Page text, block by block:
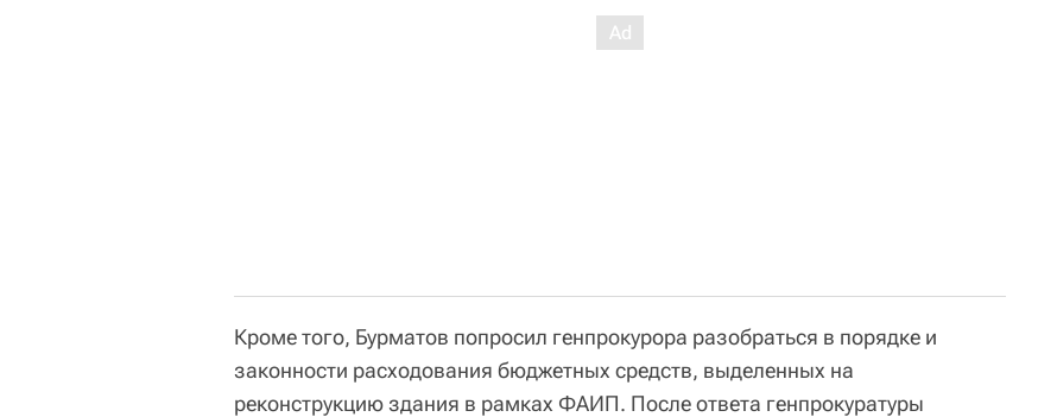
Кроме того, Бурматов попросил генпрокурора разобраться в порядке и
законности расходования бюджетных средств, выделенных на
реконструкцию здания в рамках ФАИП. После ответа генпрокуратуры